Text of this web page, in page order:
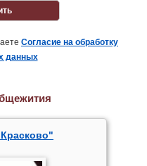
Согласие на обработку
данных